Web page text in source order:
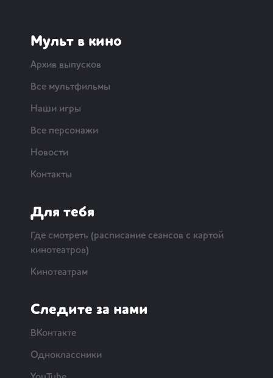
Мульт в кино
Архив выпусков
Все мультфильмы
Наши игры
Все персонажи
Новости
Контакты
Для тебя
Где смотреть (расписание сеансов с картой
кинотеатров)
Кинотеатрам
Следите за нами
ВКонтакте
Одноклассники